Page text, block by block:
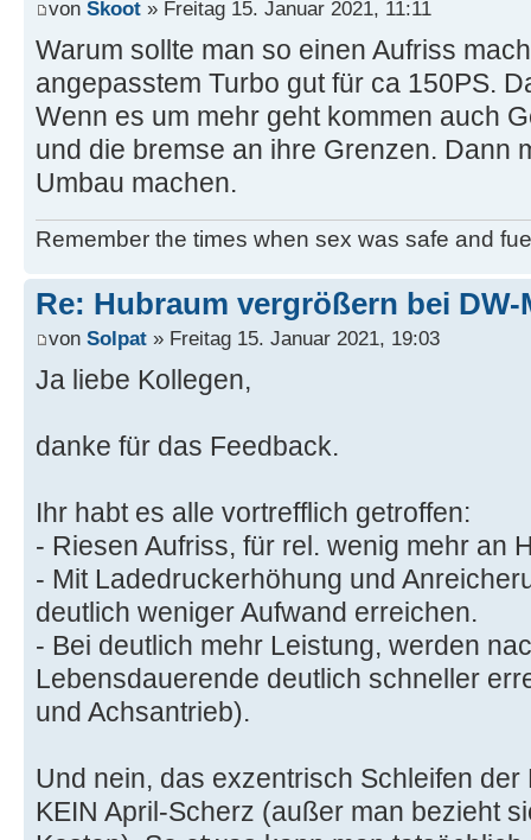
von Skoot » Freitag 15. Januar 2021, 11:11
Warum sollte man so einen Aufriss
angepasstem Turbo gut für ca 150PS.
Wenn es um mehr geht kommen auch
und die bremse an ihre Grenzen. Dann
Umbau machen.
Remember the times when sex was safe and
Re: Hubraum vergrößern bei
von Solpat » Freitag 15. Januar 2021, 19:03
Ja liebe Kollegen,
danke für das Feedback.
Ihr habt es alle vortrefflich getroffen:
- Riesen Aufriss, für rel. wenig mehr an
- Mit Ladedruckerhöhung und
deutlich weniger Aufwand erreichen.
- Bei deutlich mehr Leistung, werden
Lebensdauerende deutlich schneller
und Achsantrieb).
Und nein, das exzentrisch Schleifen
KEIN April-Scherz (außer man bezieht